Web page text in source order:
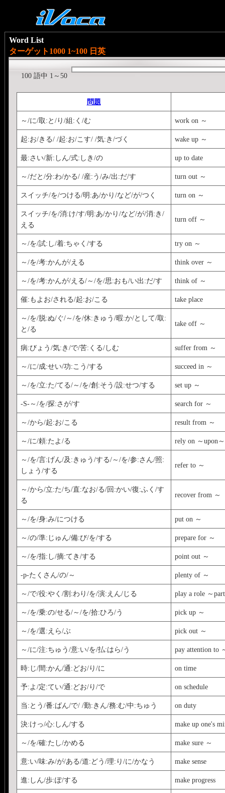
Word List
ターゲット1000 1~100 日英
100 語中 1～50
問題
～/に/取:と/り/組:く/む work on ～
起:お/きる/ /起:お/こす/ /気:き/づく wake up ～
最:さい/新:しん/式:しき/の up to date
～/だと/分:わ/かる/ /産:う/み/出:だ/す turn out ～
スイッチ/を/つける/明:あ/かり/など/が/つく turn on ～
スイッチ/を/消:け/す/明:あ/かり/など/が/消:き/
える
turn off ～
～/を/試:し/着:ちゃく/する try on ～
～/を/考:かんが/える think over ～
～/を/考:かんが/える/～/を/思:おも/い出:だ/す think of ～
催:もよお/される/起:お/こる take place
～/を/脱:ぬ/ぐ/～/を/休:きゅう/暇:か/として/取:
と/る
take off ～
病:びょう/気:き/で/苦:くる/しむ suffer from ～
～/に/成:せい/功:こう/する succeed in ～
～/を/立:た/てる/～/を/創:そう/設:せつ/する set up ～
-S-～/を/探:さが/す search for ～
～/から/起:お/こる result from ～
～/に/頼:たよ/る rely on ～upon
～/を/言:げん/及:きゅう/する/～/を/参:さん/照:
しょう/する
refer to ～
～/から/立:た/ち/直:なお/る/回:かい/復:ふく/す
る
recover from ～
～/を/身:み/につける put on ～
～/の/準:じゅん/備:び/を/する prepare for ～
～/を/指:し/摘:てき/する point out ～
-p-たくさん/の/～ plenty of ～
～/で/役:やく/割:わり/を/演:えん/じる play a role ～
～/を/乗:の/せる/～/を/拾:ひろ/う pick up ～
～/を/選:えら/ぶ pick out ～
～/に/注:ちゅう/意:い/を/払:はら/う pay attention to
時:じ/間:かん/通:どお/り/に on time
予:よ/定:てい/通:どお/り/で on schedule
当:とう/番:ばん/で/ /勤:きん/務:む/中:ちゅう on duty
決:けっ/心:しん/する make up one's
～/を/確:たし/かめる make sure ～
意:い/味:み/が/ある/道:どう/理:り/に/かなう make sense
進:しん/歩:ぽ/する make progress